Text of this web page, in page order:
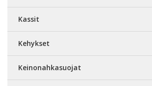
Kassit
Kehykset
Keinonahkasuojat